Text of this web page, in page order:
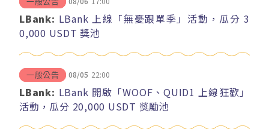
LBank: LBank 上線「無憂跟單季」活動，瓜分 3
0,000 USDT 獎池
一般公告 08/05 22:00
LBank: LBank 開啟「WOOF、QUID1 上線狂歡」
活動，瓜分 20,000 USDT 獎勵池